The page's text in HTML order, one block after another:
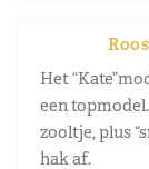
Roos
Het
een
zooltje, plus
hak af.